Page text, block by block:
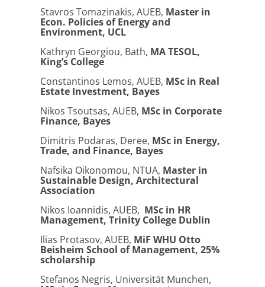
Stavros Tomazinakis, AUEB, Master in
Econ. Policies of Energy and
Environment, UCL
Kathryn Georgiou, Bath, MA TESOL,
King’s College
Constantinos Lemos, AUEB, MSc in Real
Estate Investment, Bayes
Nikos Tsoutsas, AUEB, MSc in Corporate
Finance, Bayes
Dimitris Podaras, Deree, MSc in Energy,
Trade, and Finance, Bayes
Nafsika Oikonomou, NTUA, Master in
Sustainable Design, Architectural
Association
Nikos Ioannidis, AUEB, MSc in HR
Management, Trinity College Dublin
Ilias Protasov, AUEB, MiF WHU Otto
Beisheim School of Management, 25%
scholarship
Stefanos Negris, Universität Munchen,